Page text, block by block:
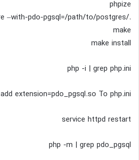
phpize
./configure –with-pdo-pgsql=/path/to/postgres
make
make install
php -i | grep php.ini
add extension=pdo_pgsql.so To php.ini
service httpd restart
php -m | grep pdo_pgsql